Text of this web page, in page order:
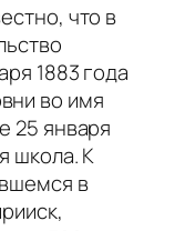
что в
1883 года
во имя
25 января
школа. К
в